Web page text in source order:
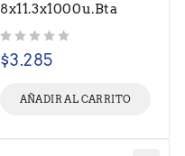
8x11.3x1000u.Bta
$3.285
AÑADIR AL CARRITO